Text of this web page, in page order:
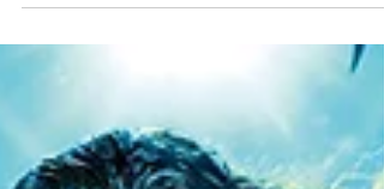
Be Geeks na CCXP 2018 -
Entrevista com o chargista Ota,
da antiga revista Mad